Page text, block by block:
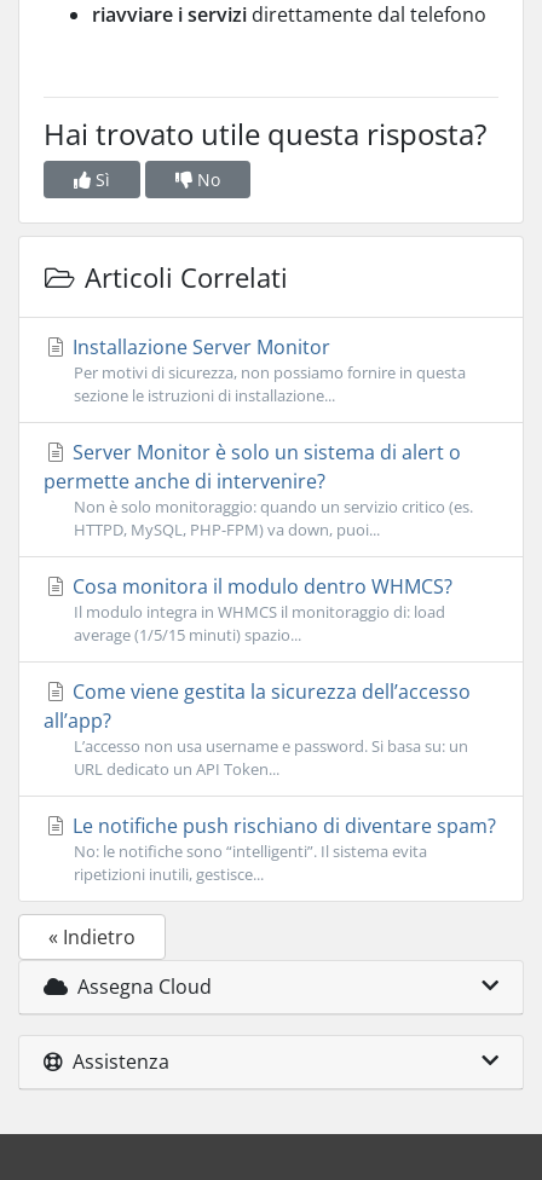
riavviare i servizi direttamente dal telefono
Hai trovato utile questa risposta?
Sì No
Articoli Correlati
Installazione Server Monitor
Per motivi di sicurezza, non possiamo fornire in questa
sezione le istruzioni di installazione...
Server Monitor è solo un sistema di alert o
permette anche di intervenire?
Non è solo monitoraggio: quando un servizio critico (es.
HTTPD, MySQL, PHP-FPM) va down, puoi...
Cosa monitora il modulo dentro WHMCS?
Il modulo integra in WHMCS il monitoraggio di: load
average (1/5/15 minuti) spazio...
Come viene gestita la sicurezza dell’accesso
all’app?
L’accesso non usa username e password. Si basa su: un
URL dedicato un API Token...
Le notifiche push rischiano di diventare spam?
No: le notifiche sono “intelligenti”. Il sistema evita
ripetizioni inutili, gestisce...
« Indietro
Assegna Cloud
Assistenza